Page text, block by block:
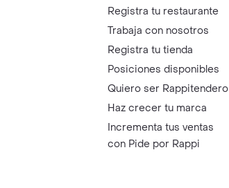
Registra tu restaurante
Trabaja con nosotros
Registra tu tienda
Posiciones disponibles
Quiero ser Rappitendero
Haz crecer tu marca
Incrementa tus ventas
con Pide por Rappi